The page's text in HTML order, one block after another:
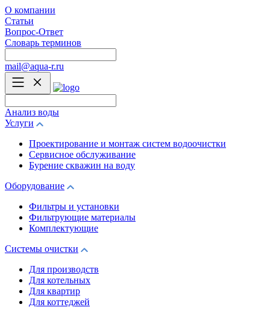
О компании
Статьи
Вопрос-Ответ
Словарь терминов
mail@aqua-r.ru
Анализ воды
Услуги
Проектирование и монтаж систем водоочистки
Сервисное обслуживание
Бурение скважин на воду
Оборудование
Фильтры и установки
Фильтрующие материалы
Комплектующие
Системы очистки
Для производств
Для котельных
Для квартир
Для коттеджей